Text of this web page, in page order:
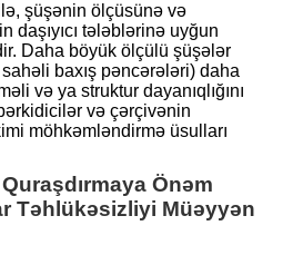
şüşənin ölçüsünə və
daşıyıcı tələblərinə uyğun
Daha böyük ölçülü şüşələr
baxış pəncərələri) daha
və ya struktur dayanıqlığını
və çərçivənin
möhkəmləndirmə üsulları
Önəm
Təhlükəsizliyi Müəyyən